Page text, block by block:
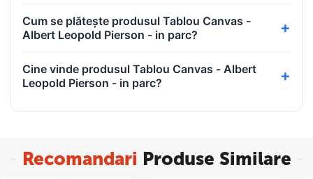
Cum se plătește produsul Tablou Canvas -
Albert Leopold Pierson - in parc?
Cine vinde produsul Tablou Canvas - Albert
Leopold Pierson - in parc?
Recomandari Produse Similare